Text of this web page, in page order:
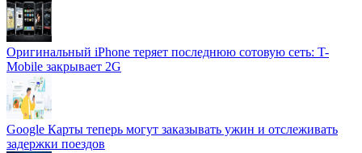
Оригинальный iPhone теряет последнюю сотовую сеть: T-
Mobile закрывает 2G
Google Карты теперь могут заказывать ужин и отслеживать
задержки поездов